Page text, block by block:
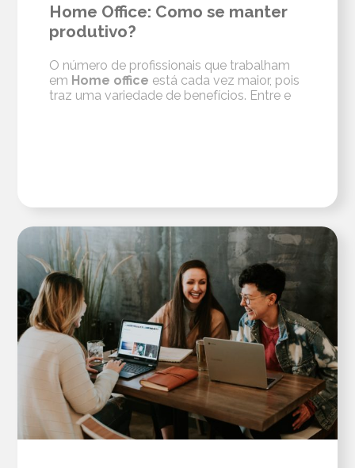
Home Office: Como se manter
produtivo?
O número de profissionais que trabalham
em Home office está cada vez maior, pois
traz uma variedade de benefícios. Entre e